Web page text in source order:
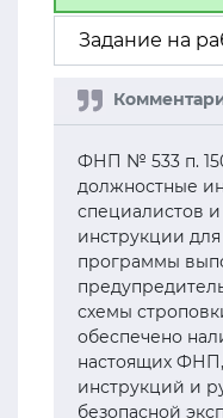
Задание на
ФНП № 533 п.
должностные
специалистов
инструкции
программы
схемы
обеспечено
настоящих
инструкций и
безопасной